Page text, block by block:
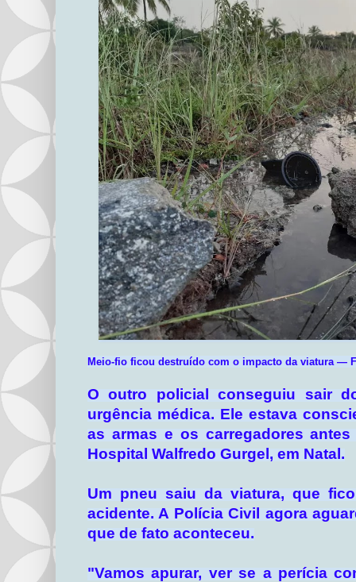
Meio-fio ficou destruído com o impacto da viatura —
O outro policial conseguiu sair
urgência médica. Ele estava
as armas e os carregadores
Hospital Walfredo Gurgel, em Natal.
Um pneu saiu da viatura, que
acidente. A Polícia Civil agora
que de fato aconteceu.
"Vamos apurar, ver se a perícia